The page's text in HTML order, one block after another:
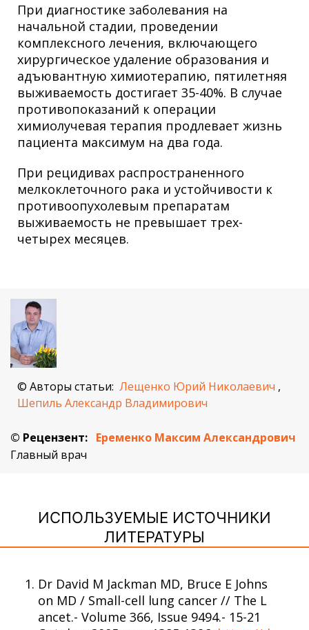
При диагностике заболевания на
начальной стадии, проведении
комплексного лечения, включающего
хирургическое удаление образования и
адъювантную химиотерапию, пятилетняя
выживаемость достигает 35-40%. В случае
противопоказаний к операции
химиолучевая терапия продлевает жизнь
пациента максимум на два года.
При рецидивах распространенного
мелкоклеточного рака и устойчивости к
противоопухолевым препаратам
выживаемость не превышает трех-
четырех месяцев.
© Авторы статьи: Лещенко Юрий Николаевич ,
Шепиль Александр Владимирович
© Рецензент: Еременко Максим Александрович
Главный врач
ИСПОЛЬЗУЕМЫЕ ИСТОЧНИКИ
ЛИТЕРАТУРЫ
Dr David M Jackman MD, Bruce E Johns
on MD / Small-cell lung cancer // The L
ancet.- Volume 366, Issue 9494.- 15-21